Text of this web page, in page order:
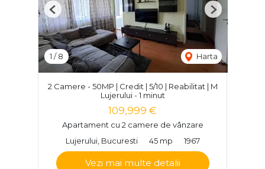
1 /8 Harta
Previous Next
2 Camere - 50MP | Credit | 5/10 | Reabilitat | M
Lujerului - 1 minut
109,999 €
Apartament cu 2 camere de vânzare
Lujerului, Bucuresti
45 mp 1967
Vezi mai multe detalii